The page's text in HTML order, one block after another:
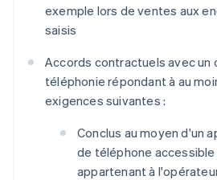
exemple lors de ventes aux
saisis
Accords contractuels avec un
téléphonie répondant à au
exigences suivantes :
Conclus au moyen d'un
de téléphone accessible
appartenant à